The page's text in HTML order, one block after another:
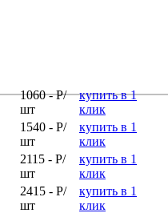
1060 - Р/
шт
купить в 1
клик
1540 - Р/
шт
купить в 1
клик
2115 - Р/
шт
купить в 1
клик
2415 - Р/
шт
купить в 1
клик